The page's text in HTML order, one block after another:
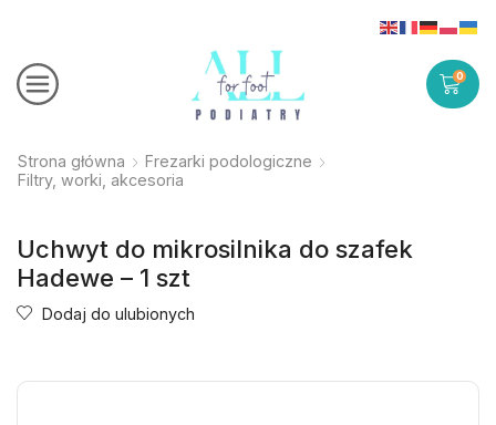
0
Strona główna
Frezarki podologiczne
Filtry, worki, akcesoria
Uchwyt do mikrosilnika do szafek
Hadewe – 1 szt
Dodaj do ulubionych